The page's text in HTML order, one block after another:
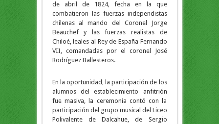
de abril de 1824, fecha en la que
combatieron las fuerzas independistas
chilenas al mando del Coronel Jorge
Beauchef y las fuerzas realistas de
Chiloé, leales al Rey de España Fernando
VII, comandadas por el coronel José
Rodríguez Ballesteros.
En la oportunidad, la participación de los
alumnos del establecimiento anfitrión
fue masiva, la ceremonia contó con la
participación del grupo musical del Liceo
Polivalente de Dalcahue, de Sergio